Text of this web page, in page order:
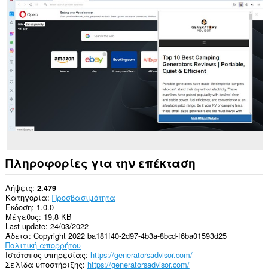
Πληροφορίες για την επέκταση
Λήψεις 2.479
Κατηγορία Προσβασιμότητα
Έκδοση 1.0.0
Μέγεθος 19,8 KB
Last update 24/03/2022
Άδεια Copyright 2022 ba181f40-2d97-4b3a-8bcd-f6ba01593d25
Πολιτική απορρήτου
Ιστότοπος υπηρεσίας https://generatorsadvisor.com/
Σελίδα υποστήριξης https://generatorsadvisor.com/